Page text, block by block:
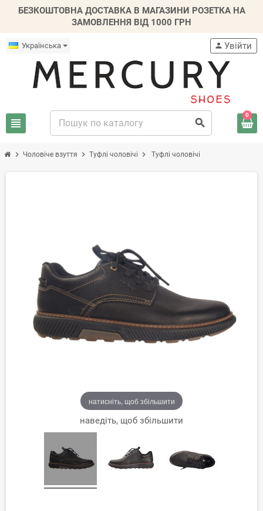
БЕЗКОШТОВНА ДОСТАВКА В МАГАЗИНИ РОЗЕТКА НА
ЗАМОВЛЕННЯ ВІД 1000 ГРН
Українська
view_headline search
person Увійти
0
chevron_right Чоловіче взуття chevron_right Туфлі чоловічі chevron_right Туфлі чоловічі
натисніть, щоб збільшити
наведіть, щоб збільшити